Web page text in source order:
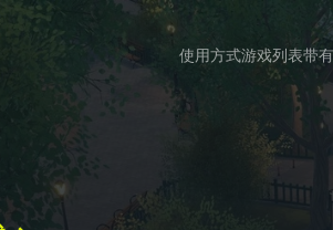
使用方式游戏列表带